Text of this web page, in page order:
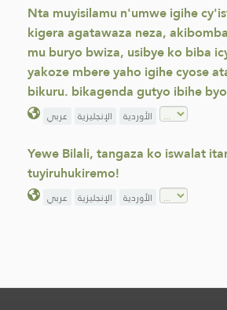
Nta muyisilamu n'umwe igihe
kigera agatawaza neza,
mu buryo bwiza, usibye ko biba
yakoze mbere yaho igihe cyose
bikuru. bikagenda gutyo ibihe
عربي الإنجليزية الأوردية
Yewe Bilali, tangaza ko iswalat
tuyiruhukiremo!
عربي الإنجليزية الأوردية